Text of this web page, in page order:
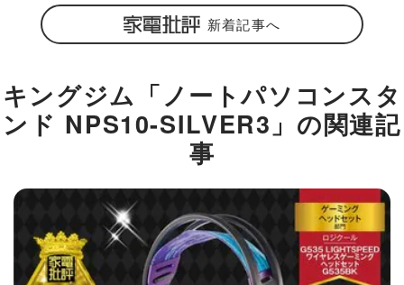
新着記事へ
キングジム「ノートパソコンスタ
ンド NPS10-SILVER3」の関連記
事